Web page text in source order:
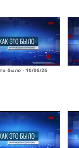
было - 10/06/26